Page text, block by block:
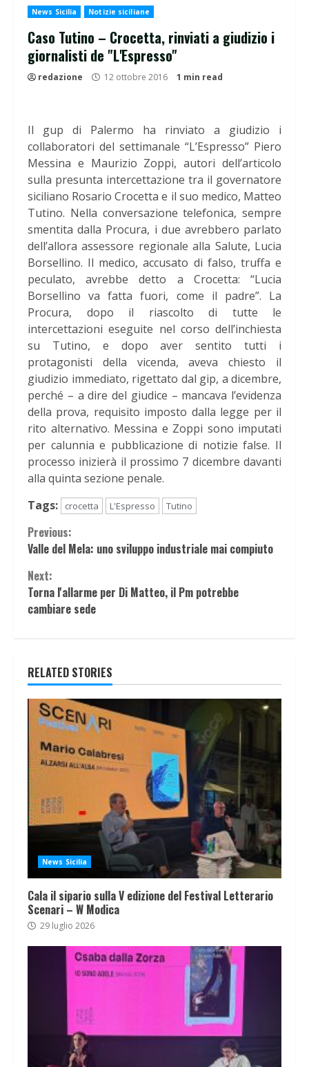
News Sicilia Notizie siciliane
Caso Tutino – Crocetta, rinviati a giudizio i
giornalisti de "L'Espresso"
redazione 12 ottobre 2016 1 min read
Il gup di Palermo ha rinviato a giudizio i
collaboratori del settimanale “L’Espresso” Piero
Messina e Maurizio Zoppi, autori dell’articolo
sulla presunta intercettazione tra il governatore
siciliano Rosario Crocetta e il suo medico, Matteo
Tutino. Nella conversazione telefonica, sempre
smentita dalla Procura, i due avrebbero parlato
dell’allora assessore regionale alla Salute, Lucia
Borsellino. Il medico, accusato di falso, truffa e
peculato, avrebbe detto a Crocetta: “Lucia
Borsellino va fatta fuori, come il padre”. La
Procura, dopo il riascolto di tutte le
intercettazioni eseguite nel corso dell’inchiesta
su Tutino, e dopo aver sentito tutti i
protagonisti della vicenda, aveva chiesto il
giudizio immediato, rigettato dal gip, a dicembre,
perché – a dire del giudice – mancava l’evidenza
della prova, requisito imposto dalla legge per il
rito alternativo. Messina e Zoppi sono imputati
per calunnia e pubblicazione di notizie false. Il
processo inizierà il prossimo 7 dicembre davanti
alla quinta sezione penale.
Tags:
crocetta L'Espresso Tutino
Continue
Reading
Previous:
Valle del Mela: uno sviluppo industriale mai compiuto
Next:
Torna l'allarme per Di Matteo, il Pm potrebbe
cambiare sede
RELATED STORIES
News Sicilia
Cala il sipario sulla V edizione del Festival Letterario
Scenari – W Modica
29 luglio 2026